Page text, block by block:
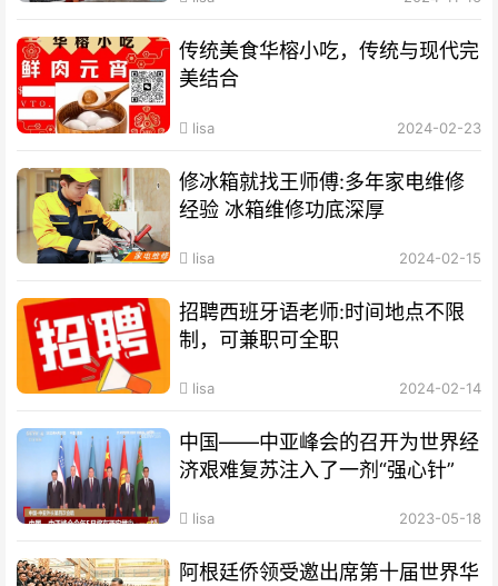
传统美食华榕小吃，传统与现代完
美结合
lisa 2024-02-23
修冰箱就找王师傅:多年家电维修
经验 冰箱维修功底深厚
lisa 2024-02-15
招聘西班牙语老师:时间地点不限
制，可兼职可全职
lisa 2024-02-14
中国——中亚峰会的召开为世界经
济艰难复苏注入了一剂“强心针”
lisa 2023-05-18
阿根廷侨领受邀出席第十届世界华